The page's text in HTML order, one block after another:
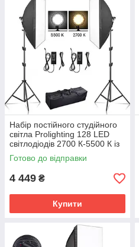
Набір постійного студійного
світла Prolighting 128 LED
світлодіодів 2700 К-5500 К із
сумкою
Готово до відправки
4 449 ₴
Купити